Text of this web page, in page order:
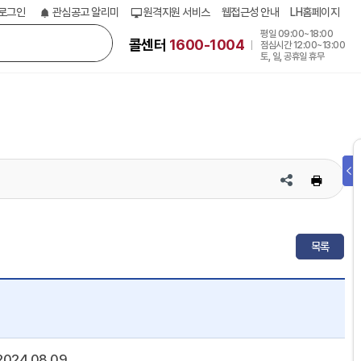
로그인 관심공고 알리미 원격지원 서비스 웹접근성 안내 LH홈페이지
콜센터 1600-1004
평일 09:00~18:00
점심시간 12:00~13:00
토, 일, 공휴일 휴무
SNS
공
쇄
목록